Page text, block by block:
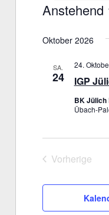
Anstehend
wählen.
Oktober 2026
SA.
24 IGP
24.
BK Jülich
Übach-
Vorherige